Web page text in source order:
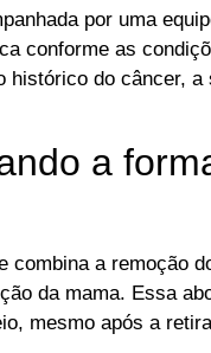
por uma
conforme as
do câncer, a
a
a remoção
da mama. Essa
mesmo após a